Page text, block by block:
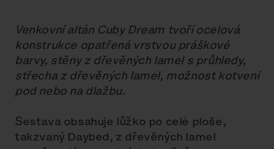
Venkovní altán Cuby Dream tvoří ocelová
konstrukce opatřená vrstvou práškové
barvy, stěny z dřevěných lamel s průhledy,
střecha z dřevěných lamel, možnost kotvení
pod nebo na dlažbu.
Sestava obsahuje lůžko po celé ploše,
takzvaný Daybed, z dřevěných lamel